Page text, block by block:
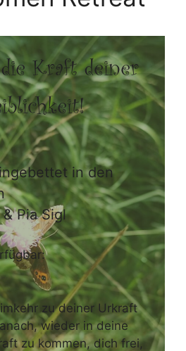
Kraft deiner
in den
Pia Sigl
zu deiner Urkraft
wieder in deine
zu kommen, dich frei,